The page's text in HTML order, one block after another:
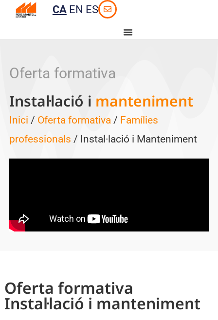
CA EN ES
Oferta formativa
Instal·lació i manteniment
Inici / Oferta formativa/ Famílies
professionals / Instal·lació i Manteniment
Oferta formativa
Instal·lació i manteniment